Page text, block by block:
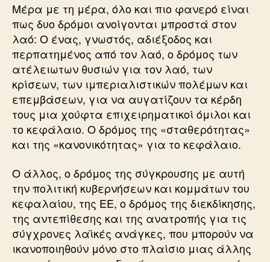
Μέρα με τη μέρα, όλο και πιο φανερό είναι
πως δυο δρόμοι ανοίγονται μπροστά στον
λαό: Ο ένας, γνωστός, αδιέξοδος και
περπατημένος από τον λαό, ο δρόμος των
ατέλειωτων θυσιών για τον λαό, των
κρίσεων, των ιμπεριαλιστικών πολέμων και
επεμβάσεων, για να αυγατίζουν τα κέρδη
τους μια χούφτα επιχειρηματικοί όμιλοι και
το κεφάλαιο. Ο δρόμος της «σταθερότητας»
και της «κανονικότητας» για το κεφάλαιο.
Ο άλλος, ο δρόμος της σύγκρουσης με αυτή
την πολιτική κυβερνήσεων και κομμάτων του
κεφαλαίου, της ΕΕ, ο δρόμος της διεκδίκησης,
της αντεπίθεσης και της ανατροπής για τις
σύγχρονες λαϊκές ανάγκες, που μπορούν να
ικανοποιηθούν μόνο στο πλαίσιο μιας άλλης